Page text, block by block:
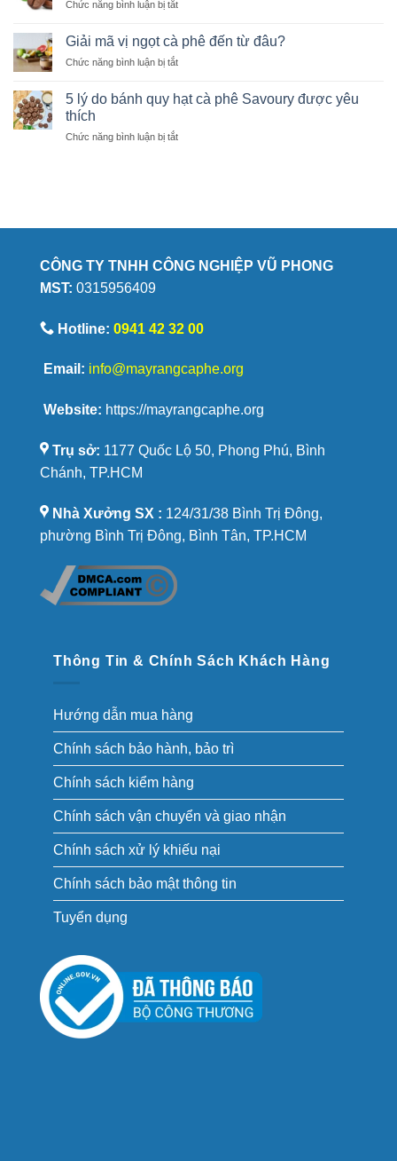
Z
người
xay
phê
nhà
giữ
vị
Chức năng bình luận bị tắtở
Tiêu
chí
nhận
hạt
cà
chất
Giải mã vị ngọt cà phê đến từ đâu?
Chức năng bình luận bị tắtở
vị
cà
5 lý do bánh quy hạt cà phê Savoury được yêu
thích
Chức năng bình luận bị tắtở
hạt
Savoury
CÔNG TY TNHH CÔNG NGHIỆP VŨ PHONG
MST: 0315956409
Hotline: 0941 42 32 00
Email: info@mayrangcaphe.org
Website: https://mayrangcaphe.org
Trụ sở: 1177 Quốc Lộ 50, Phong Phú, Bình
Chánh, TP.HCM
Nhà Xưởng SX : 124/31/38 Bình Trị Đông,
phường Bình Trị Đông, Bình Tân, TP.HCM
Thông Tin & Chính Sách Khách Hàng
Hướng dẫn mua hàng
Chính sách bảo hành, bảo trì
Chính sách kiểm hàng
Chính sách vận chuyển và giao nhận
Chính sách xử lý khiếu nại
Chính sách bảo mật thông tin
Tuyển dụng